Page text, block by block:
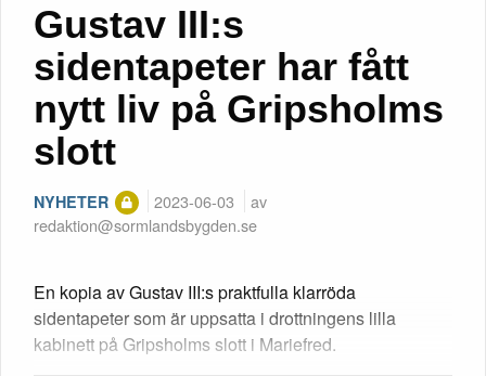
Gustav III:s
sidentapeter har fått
nytt liv på Gripsholms
slott
NYHETER 2023-06-03
av
redaktion@sormlandsbygden.se
En kopia av Gustav III:s praktfulla klarröda
sidentapeter som är uppsatta i drottningens lilla
kabinett på Gripsholms slott i Mariefred.